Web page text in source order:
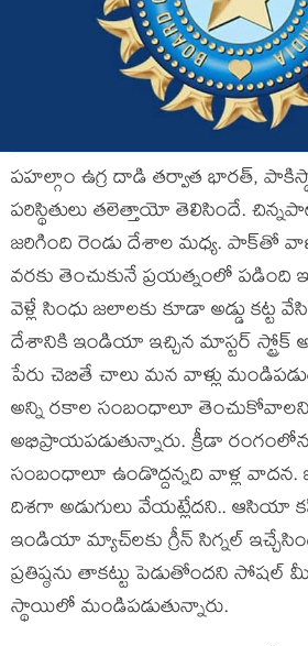
పహల్గాం ఉగ్ర దాడి తర్వాత భారత్,
పరిస్థితులు తలెత్తాయో తెలిసిందే.
జరిగింది రెండు దేశాల మధ్య. పాక్‌తో
వరకు తెంచుకునే ప్రయత్నంలో
వెళ్లే సింధు జలాలకు కూడా అడ్డు
దేశానికి ఇండియా ఇచ్చిన మాస్టర్ స్ట్రోక్
పేరు చెబితే చాలు మన వాళ్లు
అన్ని రకాల సంబంధాలూ
అభిప్రాయపడుతున్నారు. క్రీడా
సంబంధాలూ ఉండొద్దన్నది వాళ్ల
దిశగా అడుగులు వేయట్లేదని.. ఆసియా
ఇండియా మ్యాచ్‌లకు గ్రీన్ సిగ్నల్
ప్రతిష్ఠను తాకట్టు పెడుతోందని
స్థాయిలో మండిపడుతున్నారు.